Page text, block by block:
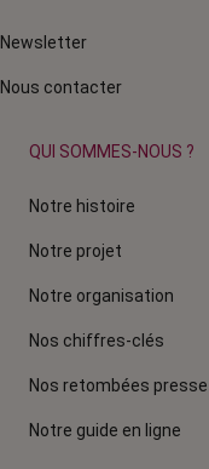
Newsletter
Nous contacter
QUI SOMMES-NOUS ?
Notre histoire
Notre projet
Notre organisation
Nos chiffres-clés
Nos retombées presse
Notre guide en ligne